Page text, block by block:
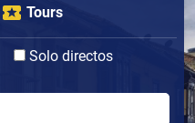
Tours
Solo directos